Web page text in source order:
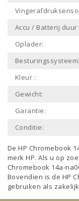
Accu / Batterij duur
Oplader:
Besturingssysteem:
Kleur :
Gewicht:
Garantie:
Conditie:
De HP Chromebook
merkHP. Als u op
Chromebook 14a-
Bovendien is de HP
gebruiken als